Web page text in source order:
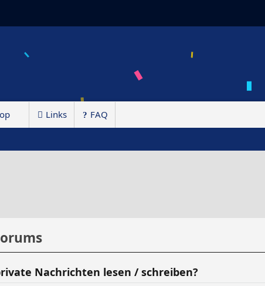
Links FAQ
Nachrichten lesen / schreiben?